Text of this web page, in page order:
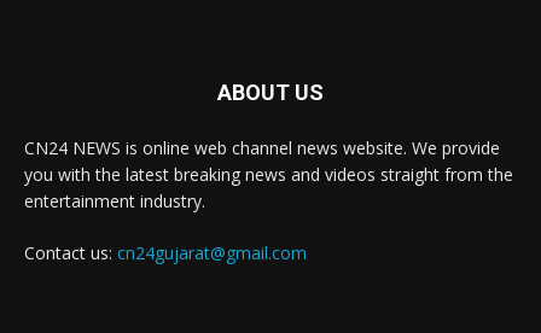
ABOUT US
CN24 NEWS is online web channel news website. We provide
you with the latest breaking news and videos straight from the
entertainment industry.
Contact us: cn24gujarat@gmail.com